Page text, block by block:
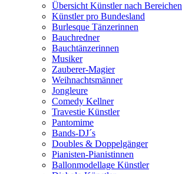
Übersicht Künstler nach Bereichen
Künstler pro Bundesland
Burlesque Tänzerinnen
Bauchredner
Bauchtänzerinnen
Musiker
Zauberer-Magier
Weihnachtsmänner
Jongleure
Comedy Kellner
Travestie Künstler
Pantomime
Bands-DJ´s
Doubles & Doppelgänger
Pianisten-Pianistinnen
Ballonmodellage Künstler